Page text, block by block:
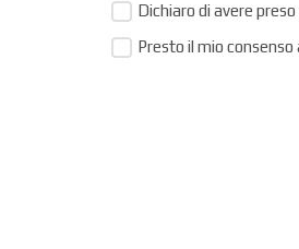
Dichiaro di avere
Presto il mio